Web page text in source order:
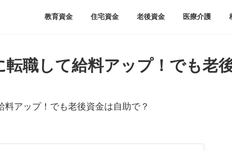
教育資金 住宅資金 老後資金 医療介護
職して給料アップ！でも老
アップ！でも老後資金は自助で？